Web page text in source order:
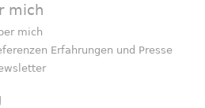
mich
mich
Erfahrungen und Presse